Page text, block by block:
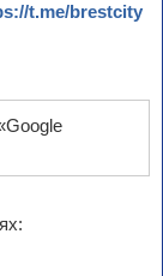
t.me/brestcity